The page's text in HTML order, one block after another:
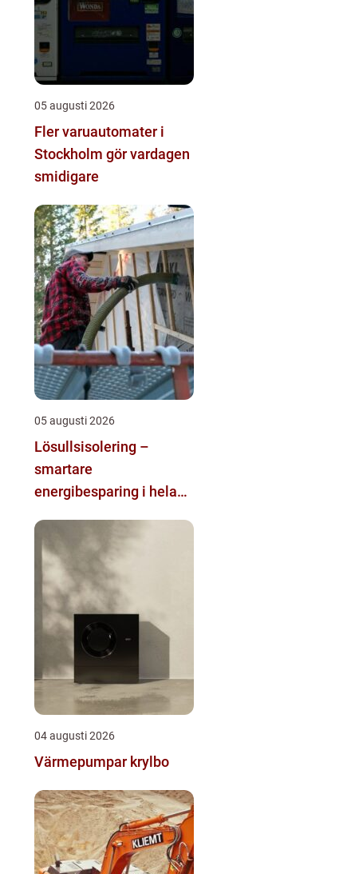
05 augusti 2026
Fler varuautomater i
Stockholm gör vardagen
smidigare
05 augusti 2026
Lösullsisolering –
smartare
energibesparing i hela
04 augusti 2026
Värmepumpar krylbo